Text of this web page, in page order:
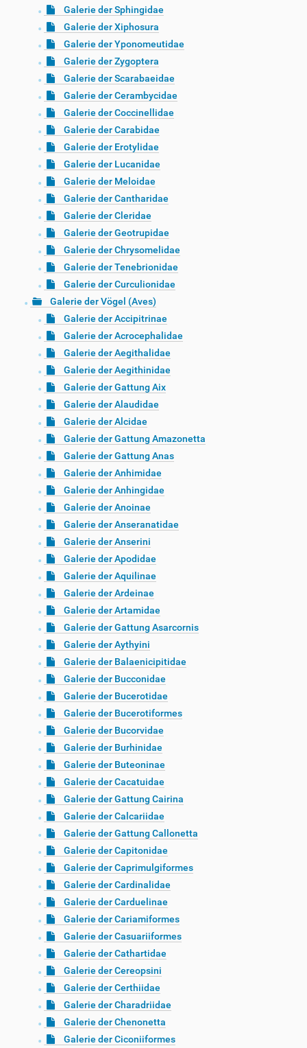
Galerie der Sphingidae
Galerie der Xiphosura
Galerie der Yponomeutidae
Galerie der Zygoptera
Galerie der Scarabaeidae
Galerie der Cerambycidae
Galerie der Coccinellidae
Galerie der Carabidae
Galerie der Erotylidae
Galerie der Lucanidae
Galerie der Meloidae
Galerie der Cantharidae
Galerie der Cleridae
Galerie der Geotrupidae
Galerie der Chrysomelidae
Galerie der Tenebrionidae
Galerie der Curculionidae
Galerie der Vögel (Aves)
Galerie der Accipitrinae
Galerie der Acrocephalidae
Galerie der Aegithalidae
Galerie der Aegithinidae
Galerie der Gattung Aix
Galerie der Alaudidae
Galerie der Alcidae
Galerie der Gattung Amazonetta
Galerie der Gattung Anas
Galerie der Anhimidae
Galerie der Anhingidae
Galerie der Anoinae
Galerie der Anseranatidae
Galerie der Anserini
Galerie der Apodidae
Galerie der Aquilinae
Galerie der Ardeinae
Galerie der Artamidae
Galerie der Gattung Asarcornis
Galerie der Aythyini
Galerie der Balaenicipitidae
Galerie der Bucconidae
Galerie der Bucerotidae
Galerie der Bucerotiformes
Galerie der Bucorvidae
Galerie der Burhinidae
Galerie der Buteoninae
Galerie der Cacatuidae
Galerie der Gattung Cairina
Galerie der Calcariidae
Galerie der Gattung Callonetta
Galerie der Capitonidae
Galerie der Caprimulgiformes
Galerie der Cardinalidae
Galerie der Carduelinae
Galerie der Cariamiformes
Galerie der Casuariiformes
Galerie der Cathartidae
Galerie der Cereopsini
Galerie der Certhiidae
Galerie der Charadriidae
Galerie der Chenonetta
Galerie der Ciconiiformes